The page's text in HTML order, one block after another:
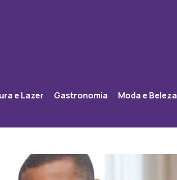
e Lazer Gastronomia Moda e Beleza